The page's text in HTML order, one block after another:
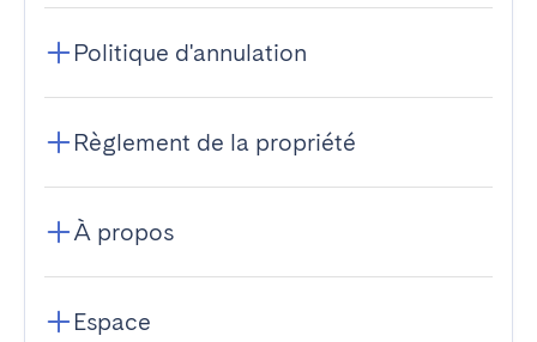
Politique d'annulation
Règlement de la propriété
À propos
Espace